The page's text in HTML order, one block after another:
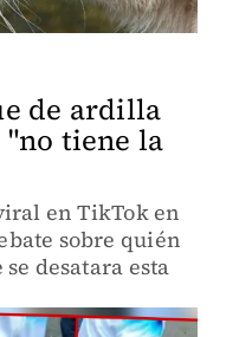
de ardilla
"no tiene la
en TikTok en
sobre quién
desatara esta